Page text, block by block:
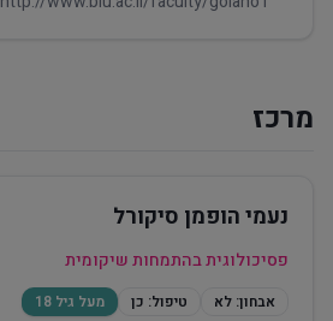
מרכז
נעמי הופמן סיקורל
פסיכולוגית בהתמחות שיקומית
אבחון: לא טיפול: כן מעל גיל 18